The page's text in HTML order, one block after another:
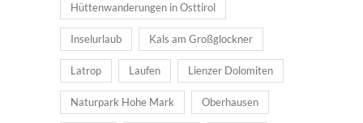
Hüttenwanderungen in Osttirol
Inselurlaub Kals am Großglockner
Latrop Laufen Lienzer Dolomiten
Naturpark Hohe Mark Oberhausen